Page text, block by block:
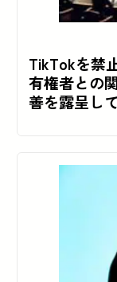
TikTokを禁
有権者との
善を露呈し